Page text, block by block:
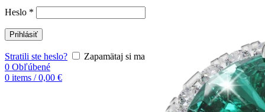
Heslo *
Prihlásiť
Stratili ste heslo?
Zapamätaj si ma
0 Obľúbené
0 items / 0,00 €